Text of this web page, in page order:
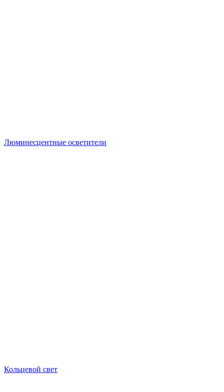
Люминесцентные осветители
Кольцевой свет